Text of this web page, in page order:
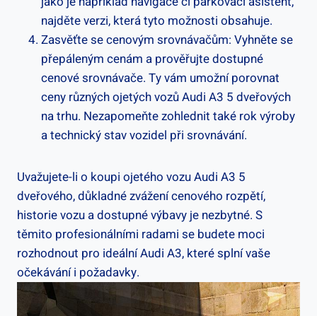
najděte verzi, která tyto možnosti obsahuje.
Zasvěťte se cenovým srovnávačům: Vyhněte se
přepáleným cenám a prověřujte dostupné
cenové srovnávače. Ty vám umožní porovnat
ceny různých ojetých vozů Audi A3 5 dveřových
na trhu. Nezapomeňte zohlednit také rok výroby
a technický stav vozidel při srovnávání.
Uvažujete-li o koupi ojetého vozu Audi A3 5
dveřového, důkladné zvážení cenového rozpětí,
historie vozu a dostupné výbavy je nezbytné. S
těmito profesionálními radami se budete moci
rozhodnout pro ideální Audi A3, které splní vaše
očekávání i požadavky.